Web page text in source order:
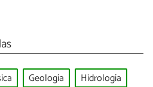
Geología
Hidrología